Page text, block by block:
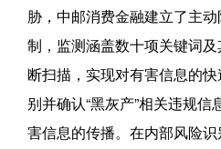
胁，中邮消费金融建立了主
制，监测涵盖数十项关键词
断扫描，实现对有害信息的
别并确认“黑灰产”相关违规
害信息的传播。在内部风险